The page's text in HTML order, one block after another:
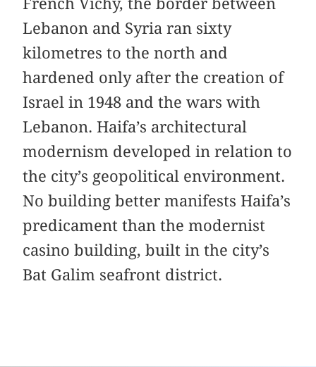
Lebanon and Syria ran sixty
kilometres to the north and
hardened only after the creation of
Israel in 1948 and the wars with
Lebanon. Haifa’s architectural
modernism developed in relation to
the city’s geopolitical environment.
No building better manifests Haifa’s
predicament than the modernist
casino building, built in the city’s
Bat Galim seafront district.